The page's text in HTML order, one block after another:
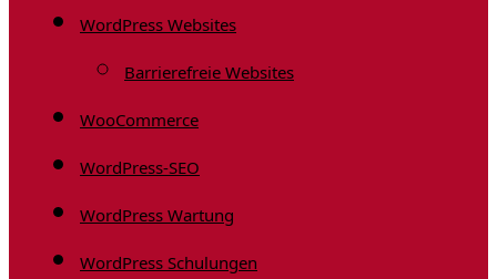
WordPress Websites
Barrierefreie Websites
WooCommerce
WordPress-SEO
WordPress Wartung
WordPress Schulungen